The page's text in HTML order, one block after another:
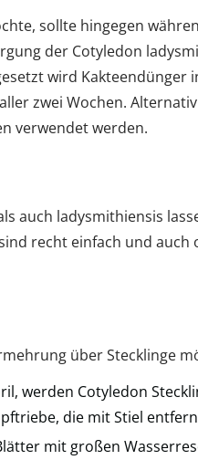
sollte hingegen
der Cotyledon
wird Kakteendünger
zwei Wochen.
verwendet werden.
auch ladysmithiensis
recht einfach und auch
über Stecklinge
werden Cotyledon
die mit Stiel
mit großen